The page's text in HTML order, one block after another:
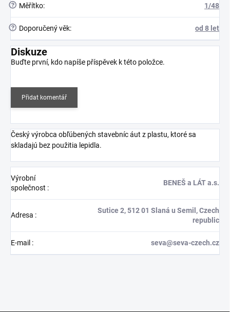
? Měřítko: 1/48
? Doporučený věk: od 8 let
Diskuze
Buďte první, kdo napíše příspěvek k této položce.
Přidat komentář
Český výrobca obľúbených stavebníc áut z plastu, ktoré sa
skladajú bez použitia lepidla.
Výrobní
společnost :
BENEŠ a LÁT a.s.
Adresa :
Sutice 2, 512 01 Slaná u Semil, Czech
republic
E-mail : seva@seva-czech.cz